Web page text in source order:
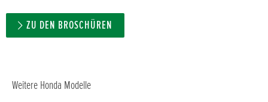
ZU DEN BROSCHÜREN
Weitere Honda Modelle